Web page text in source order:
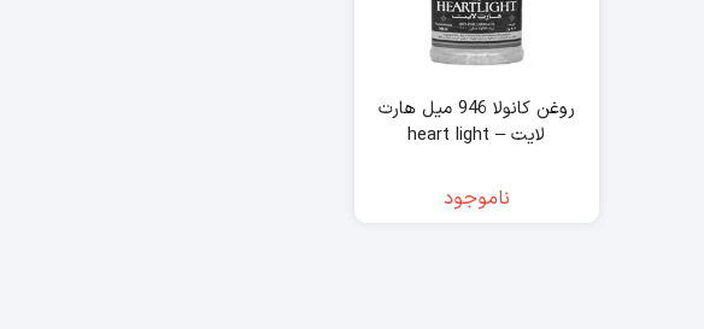
روغن کانولا 946 میل هارت
لایت – heart light
ناموجود